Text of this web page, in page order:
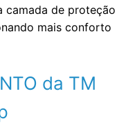
camada de proteção
mais conforto
da TM